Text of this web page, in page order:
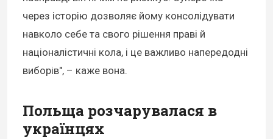
через історію дозволяє йому консолідувати
навколо себе та свого рішення праві й
націоналістичні кола, і це важливо напередодні
виборів", – каже вона.
Польща розчарувалася в
українцях